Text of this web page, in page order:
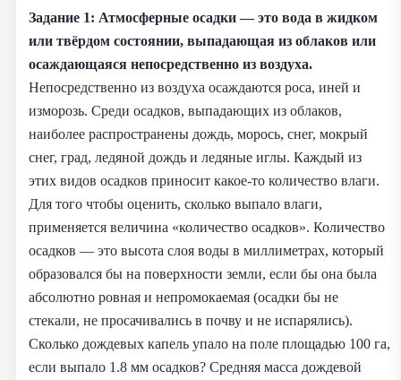
Задание 1: Атмосферные осадки — это вода в жидком
или твёрдом состоянии, выпадающая из облаков или
осаждающаяся непосредственно из воздуха.
Непосредственно из воздуха осаждаются роса, иней и
изморозь. Среди осадков, выпадающих из облаков,
наиболее распространены дождь, морось, снег, мокрый
снег, град, ледяной дождь и ледяные иглы. Каждый из
этих видов осадков приносит какое-то количество влаги.
Для того чтобы оценить, сколько выпало влаги,
применяется величина «количество осадков». Количество
осадков — это высота слоя воды в миллиметрах, который
образовался бы на поверхности земли, если бы она была
абсолютно ровная и непромокаемая (осадки бы не
стекали, не просачивались в почву и не испарялись).
Сколько дождевых капель упало на поле площадью 100 га,
если выпало 1.8 мм осадков? Средняя масса дождевой